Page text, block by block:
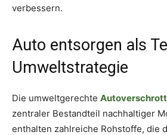
verbessern.
Auto entsorgen als
Umweltstrategie
Die umweltgerechte
zentraler Bestandteil nachhaltiger
enthalten zahlreiche Rohstoffe, die